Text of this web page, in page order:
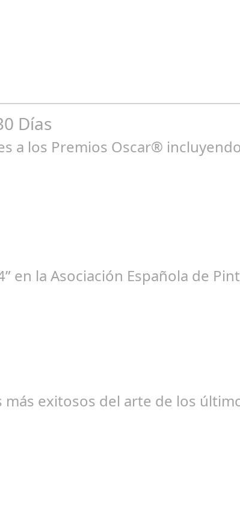
Días
a los Premios Oscar®
en la Asociación Española de
más exitosos del arte de los